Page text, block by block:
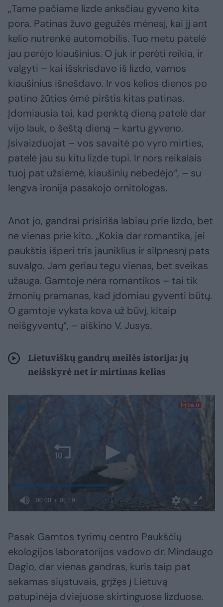
„Tame pačiame lizde anksčiau gyveno kita
pora. Patinas žuvo gegužės mėnesį, kai jį ant
kelio nutrenkė automobilis. Tuo metu patelė
jau perėjo kiaušinius. O juk ir perėti reikia, ir
valgyti – kai išskrisdavo iš lizdo, varnos
kiaušinius išnešdavo. Ir vos kelios dienos po
patino žūties ėmė pirštis kitas patinas.
Įdomiausia tai, kad penktą dieną patelė dar
vijo lauk, o šeštą dieną – kartu gyveno.
Įsivaizduojat – vos savaitė po vyro mirties,
patelė jau su kitu lizde tupi. Ir nors reikalais
tuoj pat užsiėmė, kiaušinių nebedėjo“, – su
lengva ironija pasakojo ornitologas.
Anot jo, gandrai prisiriša labiau prie lizdo, bet
ne vienas prie kito. „Kokia dar romantika, jei
paukštis išperi tris jauniklius ir silpnesnį pats
suvalgo. Jam geriau tegu vienas, bet sveikas
užauga. Gamtoje nėra romantikos – tai tik
žmonių pramanas, kad įdomiau gyventi būtų.
O gamtoje vyksta kova už būvį, kitaip
neišgyventų“, – aiškino V. Jusys.
Lietuviškų gandrų meilės istorija: jų
neišskyrė net ir mirtinas kelias
Pasak Gamtos tyrimų centro Paukščių
ekologijos laboratorijos vadovo dr. Mindaugo
Dagio, dar vienas gandras, kuris taip pat
sekamas siųstuvais, grįžęs į Lietuvą
patupinėja dviejuose skirtinguose lizduose.